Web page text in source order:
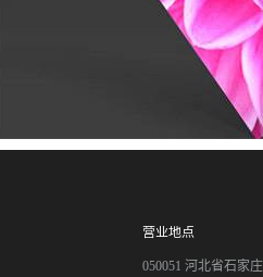
营业地点
050051 河北省石家